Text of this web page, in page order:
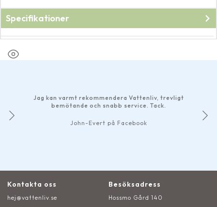
Specifikationer
Jag kan varmt rekommendera Vattenliv, trevligt
bemötande och snabb service. Tack.
John-Evert på Facebook
Kontakta oss
hej@vattenliv.se
Besöksadress
Hossmo Gård 140